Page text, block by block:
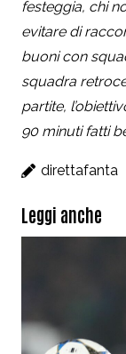
festeggia, chi
evitare di
buoni con
squadra
partite,
90 minuti fatti
direttafanta
Leggi anche